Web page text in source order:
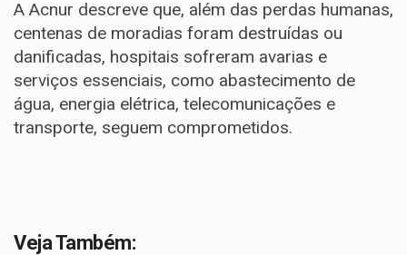
A Acnur descreve que, além das perdas humanas,
centenas de moradias foram destruídas ou
danificadas, hospitais sofreram avarias e
serviços essenciais, como abastecimento de
água, energia elétrica, telecomunicações e
transporte, seguem comprometidos.
Veja Também: